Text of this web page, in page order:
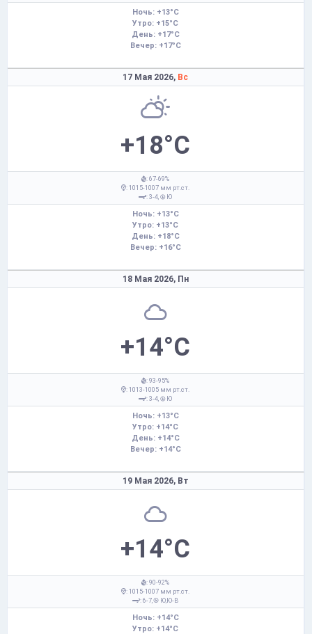
Ночь: +13°C
Утро: +15°C
День: +17°C
Вечер: +17°C
17 Мая 2026, Вс
+18°C
: 67-69%
: 1015-1007 мм рт.ст.
: 3-4,
Ю
Ночь: +13°C
Утро: +13°C
День: +18°C
Вечер: +16°C
18 Мая 2026, Пн
+14°C
: 93-95%
: 1013-1005 мм рт.ст.
: 3-4,
Ю
Ночь: +13°C
Утро: +14°C
День: +14°C
Вечер: +14°C
19 Мая 2026, Вт
+14°C
: 90-92%
: 1015-1007 мм рт.ст.
: 6-7,
Ю,Ю-В
Ночь: +14°C
Утро: +14°C